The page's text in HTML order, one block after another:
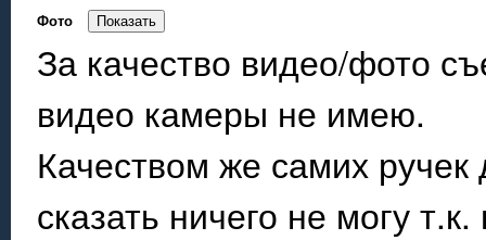
Фото
За качество видео/фото
видео камеры не имею.
Качеством же самих
сказать ничего не могу